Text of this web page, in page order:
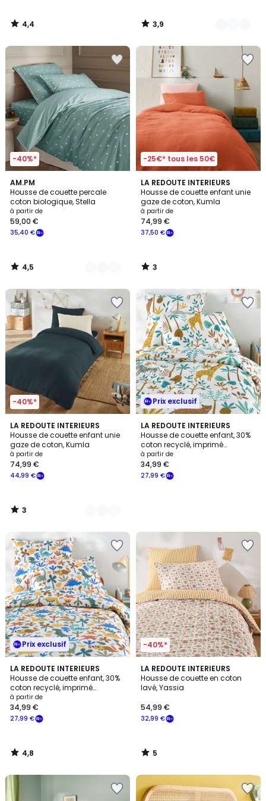
4,4
/
3,9
/
-40%*
AM.PM
Housse de couette percale
coton biologique, Stella
à partir de
35,40 €
59,00 €
4,5
/ 5
2
Couleurs
4,5
/
-25€* tous les 50€
LA REDOUTE INTERIEURS
Housse de couette enfant unie
gaze de coton, Kumla
à partir de
37,50 €
74,99 €
3
/
5
3
/
-40%*
LA REDOUTE INTERIEURS
Housse de couette enfant unie
gaze de coton, Kumla
à partir de
44,99 €
74,99 €
3
/
5
17
Couleurs
3
/
Prix exclusif
LA REDOUTE INTERIEURS
Housse de couette enfant, 30%
coton recyclé, imprimé
animaux, JUNGLE
à partir de
27,99 €
34,99 €
Prix exclusif
LA REDOUTE INTERIEURS
Housse de couette enfant, 30%
coton recyclé, imprimé
dinosaures, DINO
à partir de
27,99 €
34,99 €
4,8
/ 5
4,8
/
-40%*
LA REDOUTE INTERIEURS
Housse de couette en coton
lavé, Yassia
32,99 €
54,99 €
5
/
5
5
/